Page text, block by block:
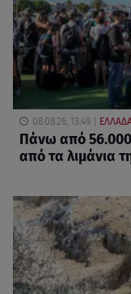
08.08.26, 13:49
Πάνω από
από τα λιμάνια